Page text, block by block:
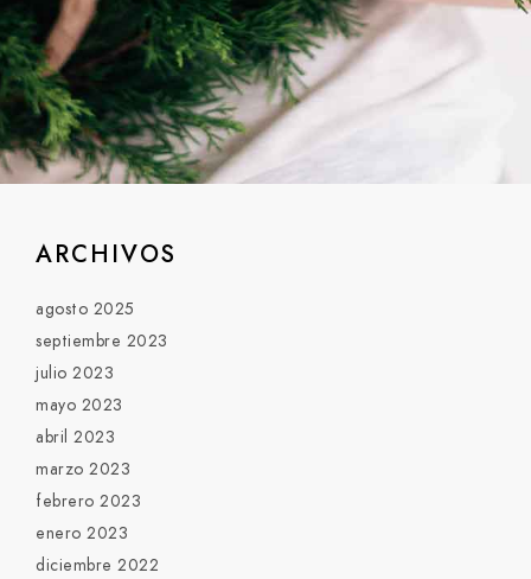
ARCHIVOS
agosto 2025
septiembre 2023
julio 2023
mayo 2023
abril 2023
marzo 2023
febrero 2023
enero 2023
diciembre 2022